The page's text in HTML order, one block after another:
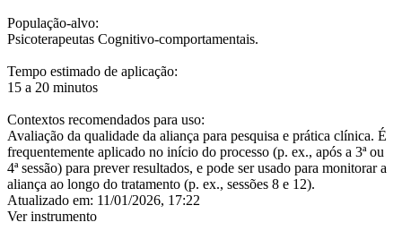
População-alvo:
Psicoterapeutas Cognitivo-comportamentais.
Tempo estimado de aplicação:
15 a 20 minutos
Contextos recomendados para uso:
Avaliação da qualidade da aliança para pesquisa e prática clínica. É
frequentemente aplicado no início do processo (p. ex., após a 3ª ou
4ª sessão) para prever resultados, e pode ser usado para monitorar a
aliança ao longo do tratamento (p. ex., sessões 8 e 12).
Atualizado em: 11/01/2026, 17:22
Ver instrumento